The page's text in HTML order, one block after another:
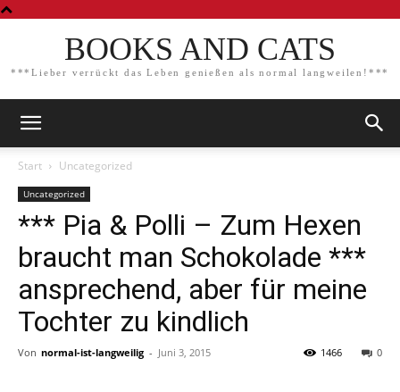
BOOKS AND CATS
***Lieber verrückt das Leben genießen als normal langweilen!***
Start Uncategorized
Uncategorized
*** Pia & Polli – Zum Hexen
braucht man Schokolade ***
ansprechend, aber für meine
Tochter zu kindlich
Von normal-ist-langweilig - Juni 3, 2015 0
1466